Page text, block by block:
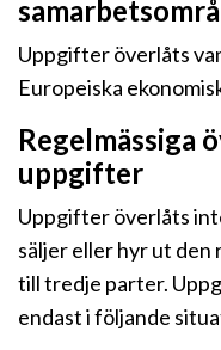
Uppgifter överlåts
Europeiska
Regelmässiga
uppgifter
Uppgifter överlåts
säljer eller hyr ut
till tredje parter.
endast i följande